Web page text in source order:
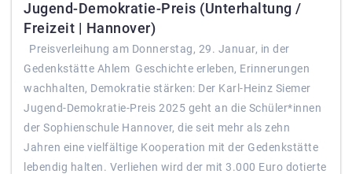
Jugend-Demokratie-Preis (Unterhaltung /
Freizeit | Hannover)
Preisverleihung am Donnerstag, 29. Januar, in der
Gedenkstätte Ahlem Geschichte erleben, Erinnerungen
wachhalten, Demokratie stärken: Der Karl-Heinz Siemer
Jugend-Demokratie-Preis 2025 geht an die Schüler*innen
der Sophienschule Hannover, die seit mehr als zehn
Jahren eine vielfältige Kooperation mit der Gedenkstätte
lebendig halten. Verliehen wird der mit 3.000 Euro dotierte